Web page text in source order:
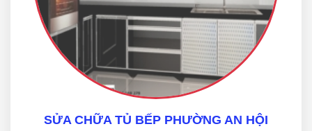
SỬA CHỮA TỦ BẾP PHƯỜNG AN HỘI